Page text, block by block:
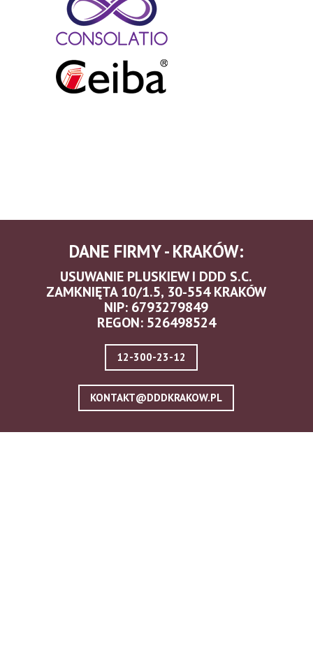
DANE FIRMY - KRAKÓW:
USUWANIE PLUSKIEW I DDD S.C.
ZAMKNIĘTA 10/1.5, 30-554 KRAKÓW
NIP: 6793279849
REGON: 526498524
12-300-23-12
KONTAKT@DDDKRAKOW.PL